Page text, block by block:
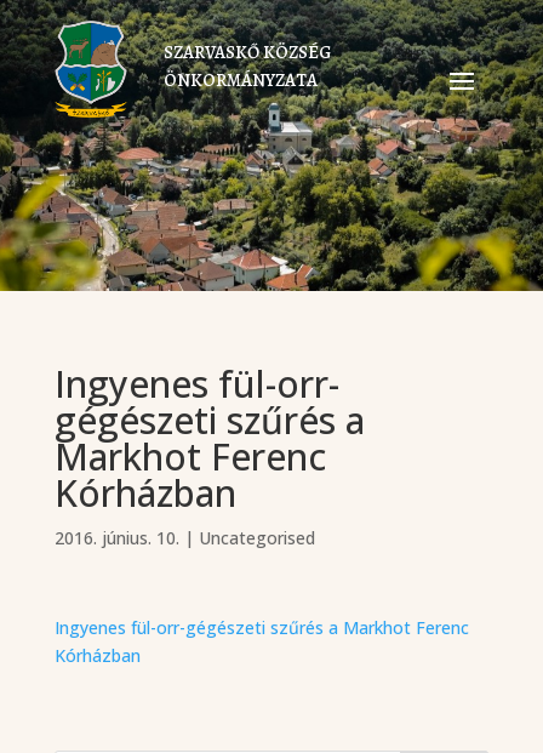
SZARVASKŐ KÖZSÉG
ÖNKORMÁNYZATA
Ingyenes fül-orr-
gégészeti szűrés a
Markhot Ferenc
Kórházban
2016. június. 10. | Uncategorised
Ingyenes fül-orr-gégészeti szűrés a Markhot Ferenc
Kórházban